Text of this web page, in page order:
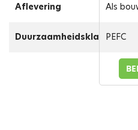
Aflevering
Duurzaamheidsklasse
Als
PEFC